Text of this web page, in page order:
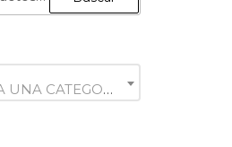
SELECCIONA UNA CATEGORÍA